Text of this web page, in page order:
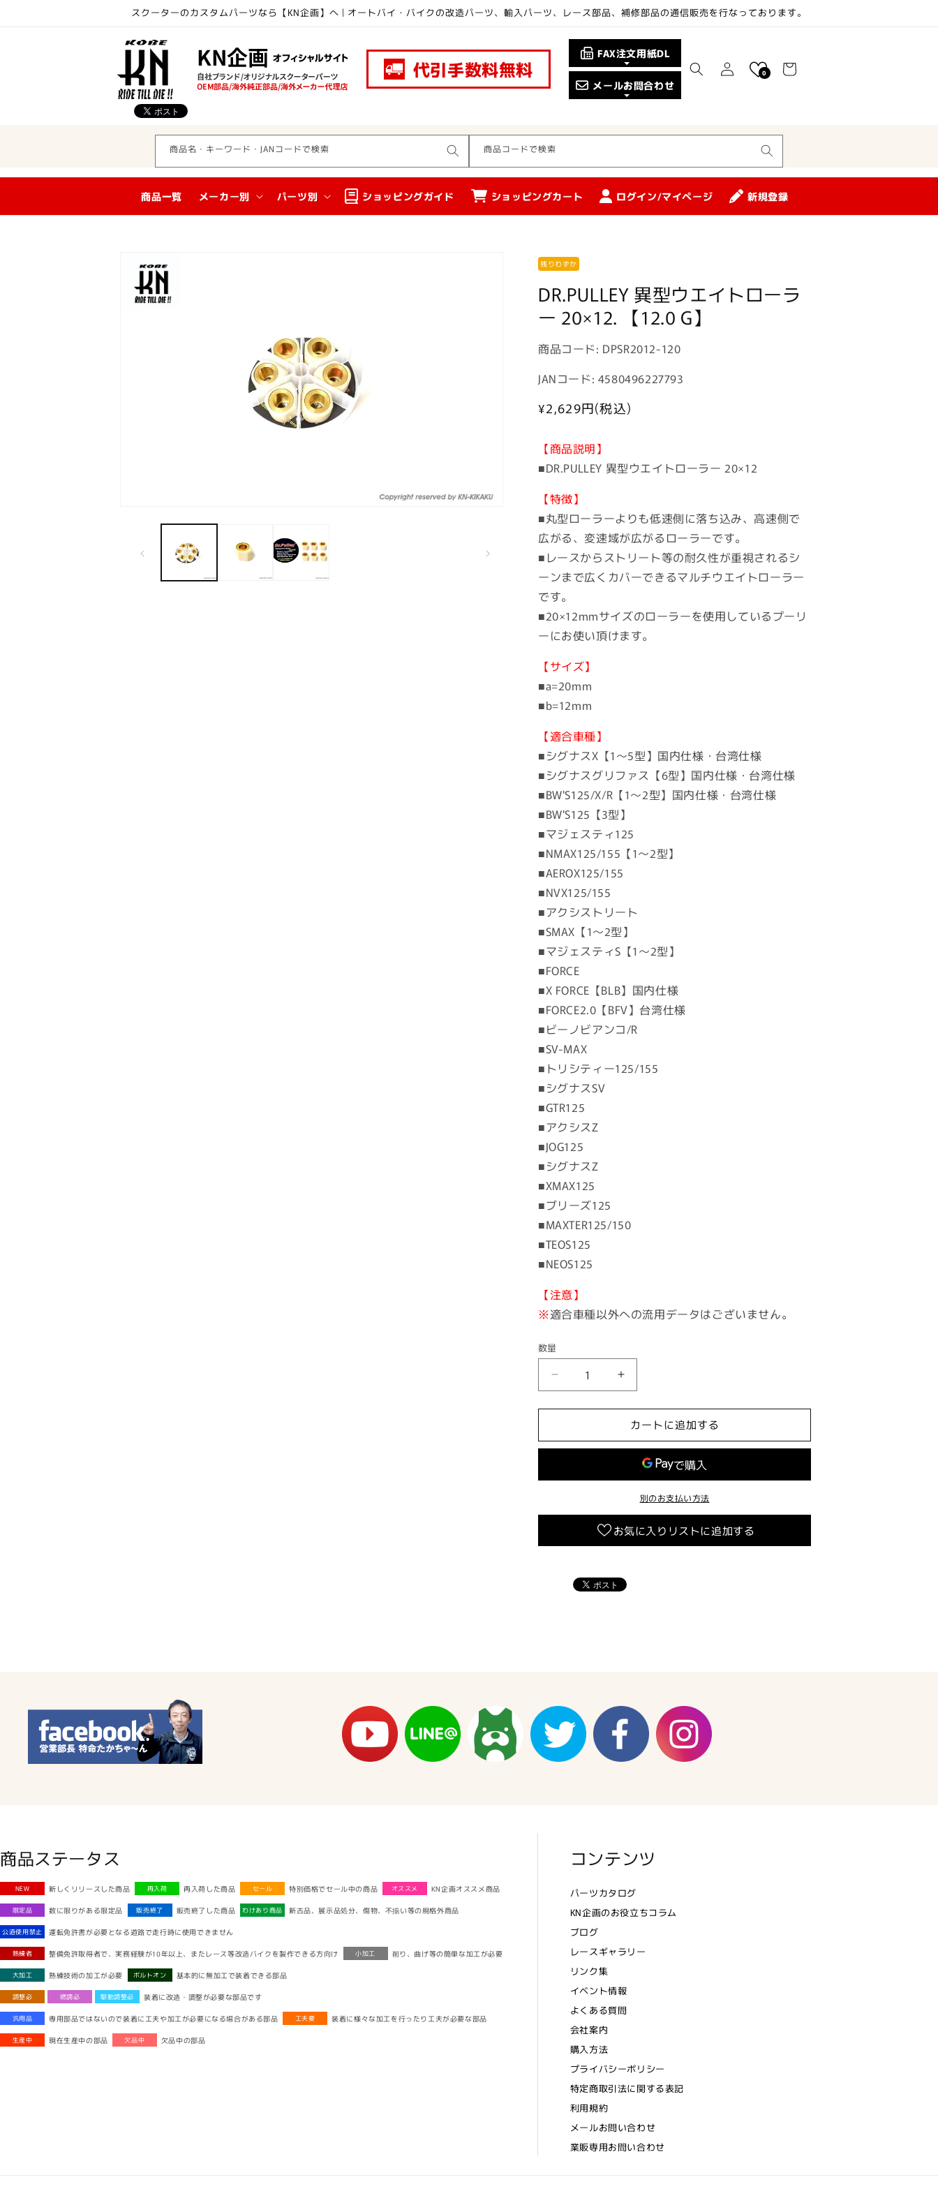
スクーターのカスタムパーツなら【KN企画】へ | オートバイ・バイクの改造パーツ、輸入パーツ、レース部品、補修部品の通信販売を行なっております。
代引手数料無料
FAX注文用紙DL
メールお問合わせ
グ
イ
0
ー
商品名・キーワード・JANコードで検索 商品コードで検索
商品一覧 メーカー別 パーツ別 ショッピングガイド ショッピングカート ログイン/マイページ 新規登録
報にス
キップ
残りわずか
DR.PULLEY 異型ウエイトローラ
ー 20×12. 【12.0 G】
商品コード: 商
コ
ー
DPSR2012-120
JANコード: 4580496227793
通
価
格
¥2,629円(税込)
【商品説明】
■DR.PULLEY 異型ウエイトローラー 20×12
【特徴】
■丸型ローラーよりも低速側に落ち込み、高速側で
広がる、変速域が広がるローラーです。
■レースからストリート等の耐久性が重視されるシ
ーンまで広くカバーできるマルチウエイトローラー
です。
■20×12mmサイズのローラーを使用しているプーリ
ーにお使い頂けます。
【サイズ】
■a=20mm
■b=12mm
【適合車種】
■シグナスX【1〜5型】国内仕様・台湾仕様
■シグナスグリファス【6型】国内仕様・台湾仕様
■BW'S125/X/R【1〜2型】国内仕様・台湾仕様
■BW'S125【3型】
■マジェスティ125
■NMAX125/155【1〜2型】
■AEROX125/155
■NVX125/155
■アクシストリート
■SMAX【1〜2型】
■マジェスティS【1〜2型】
■FORCE
■X FORCE【BLB】国内仕様
■FORCE2.0【BFV】台湾仕様
■ビーノビアンコ/R
■SV-MAX
■トリシティー125/155
■シグナスSV
■GTR125
■アクシスZ
■JOG125
■シグナスZ
■XMAX125
■ブリーズ125
■MAXTER125/150
■TEOS125
■NEOS125
【注意】
※適合車種以外への流用データはございません。
数量
DR.PULLEY
型
エ
ト
ー
ー
【12.0
DR.PULLEY
型
ウ
エ
ト
ー
ラ
ー
【12.0
G】
す
カートに追加する
別のお支払い方法
お気に入りリストに追加する
商品ステータス
NEW 新しくリリースした商品 再入荷 再入荷した商品 セール 特別価格でセール中の商品 オススメ KN企画オススメ商品
限定品 数に限りがある限定品 販売終了 販売終了した商品 わけあり商品 新古品、展示品処分、傷物、不揃い等の規格外商品
公道使用禁止 運転免許書が必要となる道路で走行時に使用できません
熟練者 整備免許取得者で、実務経験が10年以上、またレース等改造バイクを製作できる方向け 小加工 削り、曲げ等の簡単な加工が必要
大加工 熟練技術の加工が必要 ボルトオン 基本的に無加工で装着できる部品
調整必 燃調必 駆動調整必 装着に改造・調整が必要な部品です
汎用品 専用部品ではないので装着に工夫や加工が必要になる場合がある部品 工夫要 装着に様々な加工を行ったり工夫が必要な部品
生産中 現在生産中の部品 欠品中 欠品中の部品
コンテンツ
パーツカタログ
KN企画のお役立ちコラム
ブログ
レースギャラリー
リンク集
イベント情報
よくある質問
会社案内
購入方法
プライバシーポリシー
特定商取引法に関する表記
利用規約
メールお問い合わせ
業販専用お問い合わせ